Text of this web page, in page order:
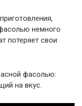
немного
потеряет свои
фасолью:
на вкус.